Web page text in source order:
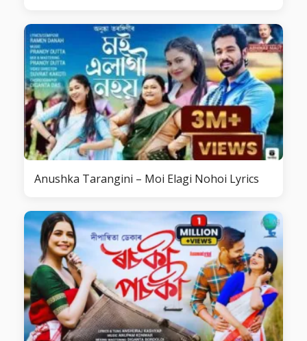
Anushka Tarangini – Moi Elagi Nohoi Lyrics